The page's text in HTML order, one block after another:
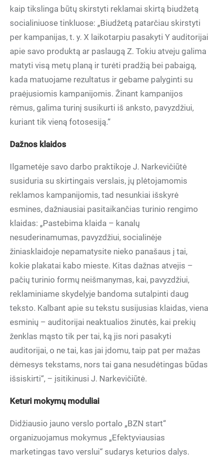
kaip tikslinga būtų skirstyti reklamai skirtą biudžetą
socialiniuose tinkluose: „Biudžetą patarčiau skirstyti
per kampanijas, t. y. X laikotarpiu pasakyti Y auditorijai
apie savo produktą ar paslaugą Z. Tokiu atveju galima
matyti visą metų planą ir turėti pradžią bei pabaigą,
kada matuojame rezultatus ir gebame palyginti su
praėjusiomis kampanijomis. Žinant kampanijos
rėmus, galima turinį susikurti iš anksto, pavyzdžiui,
kuriant tik vieną fotosesiją.“
Dažnos klaidos
Ilgametėje savo darbo praktikoje J. Narkevičiūtė
susiduria su skirtingais verslais, jų plėtojamomis
reklamos kampanijomis, tad nesunkiai išskyrė
esmines, dažniausiai pasitaikančias turinio rengimo
klaidas: „Pastebima klaida – kanalų
nesuderinamumas, pavyzdžiui, socialinėje
žiniasklaidoje nepamatysite nieko panašaus į tai,
kokie plakatai kabo mieste. Kitas dažnas atvejis –
pačių turinio formų neišmanymas, kai, pavyzdžiui,
reklaminiame skydelyje bandoma sutalpinti daug
teksto. Kalbant apie su tekstu susijusias klaidas, viena
esminių – auditorijai neaktualios žinutės, kai prekių
ženklas mąsto tik per tai, ką jis nori pasakyti
auditorijai, o ne tai, kas jai įdomu, taip pat per mažas
dėmesys tekstams, nors tai gana nesudėtingas būdas
išsiskirti“, – įsitikinusi J. Narkevičiūtė.
Keturi mokymų moduliai
Didžiausio jauno verslo portalo „BZN start“
organizuojamus mokymus „Efektyviausias
marketingas tavo verslui“ sudarys keturios dalys.